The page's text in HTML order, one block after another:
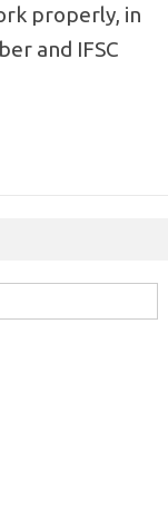
properly, in
and IFSC